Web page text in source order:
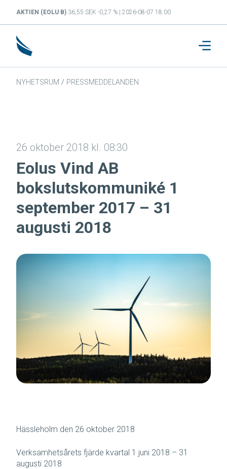
AKTIEN (EOLU B) 36,55 SEK -0,27 % | 2026-08-07 18:00
NYHETSRUM / PRESSMEDDELANDEN
26 oktober 2018 kl. 08:30
Eolus Vind AB
bokslutskommuniké 1
september 2017 – 31
augusti 2018
Hässleholm den 26 oktober 2018
Verksamhetsårets fjärde kvartal 1 juni 2018 – 31
augusti 2018